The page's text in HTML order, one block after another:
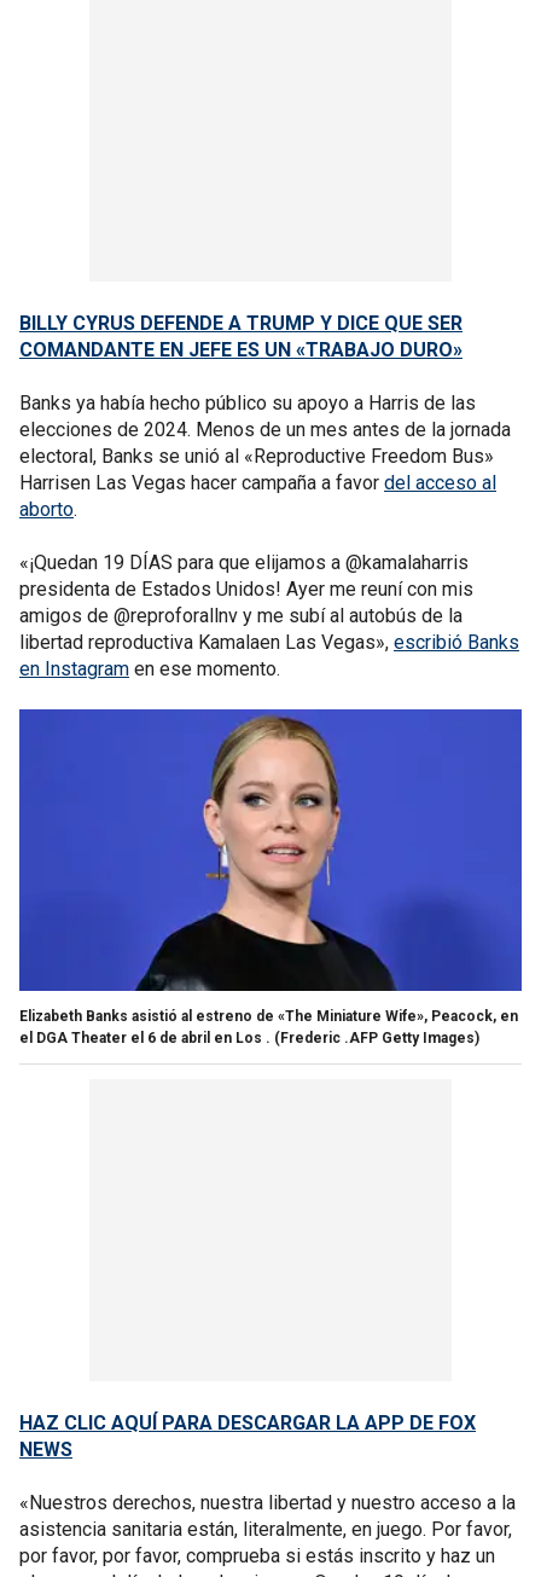
BILLY CYRUS DEFENDE A TRUMP Y DICE QUE SER
COMANDANTE EN JEFE ES UN «TRABAJO DURO»
Banks ya había hecho público su apoyo a Harris de las
elecciones de 2024. Menos de un mes antes de la jornada
electoral, Banks se unió al «Reproductive Freedom Bus»
Harrisen Las Vegas hacer campaña a favor del acceso al
aborto.
«¡Quedan 19 DÍAS para que elijamos a @kamalaharris
presidenta de Estados Unidos! Ayer me reuní con mis
amigos de @reproforallnv y me subí al autobús de la
libertad reproductiva Kamalaen Las Vegas», escribió Banks
en Instagram en ese momento.
Elizabeth Banks asistió al estreno de «The Miniature Wife», Peacock, en
el DGA Theater el 6 de abril en Los . (Frederic .AFP Getty Images)
HAZ CLIC AQUÍ PARA DESCARGAR LA APP DE FOX
NEWS
«Nuestros derechos, nuestra libertad y nuestro acceso a la
asistencia sanitaria están, literalmente, en juego. Por favor,
por favor, por favor, comprueba si estás inscrito y haz un